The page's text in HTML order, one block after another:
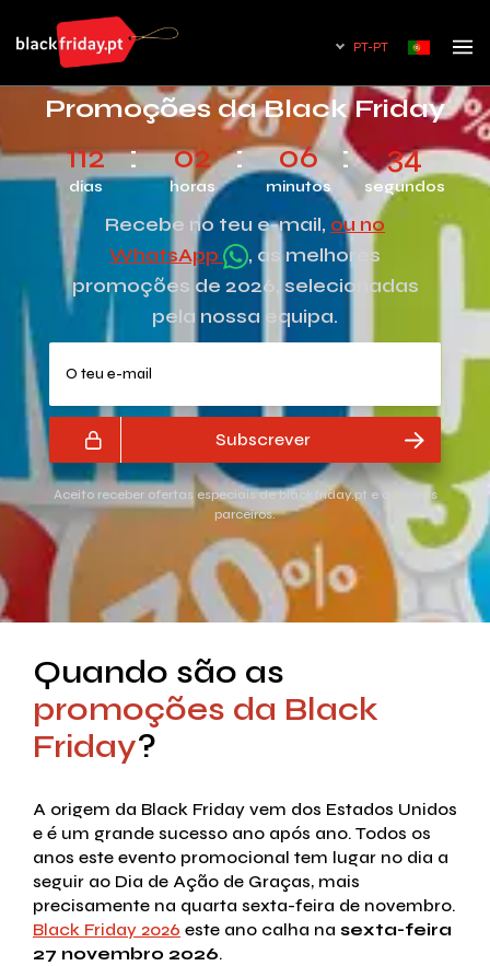
PT-PT
Promoções da Black Friday
112
dias
02
horas
06
minutos
33
segundos
Recebe no teu e-mail, ou no
WhatsApp
, as melhores
promoções de 2026, selecionadas
pela nossa equipa.
Subscrever
Aceito receber ofertas especiais de blackfriday.pt e dos seus
parceiros.
Quando são as
promoções da Black
Friday?
A origem da Black Friday vem dos Estados Unidos
e é um grande sucesso ano após ano. Todos os
anos este evento promocional tem lugar no dia a
seguir ao Dia de Ação de Graças, mais
precisamente na quarta sexta-feira de novembro.
Black Friday 2026 este ano calha na sexta-feira
27 novembro 2026.